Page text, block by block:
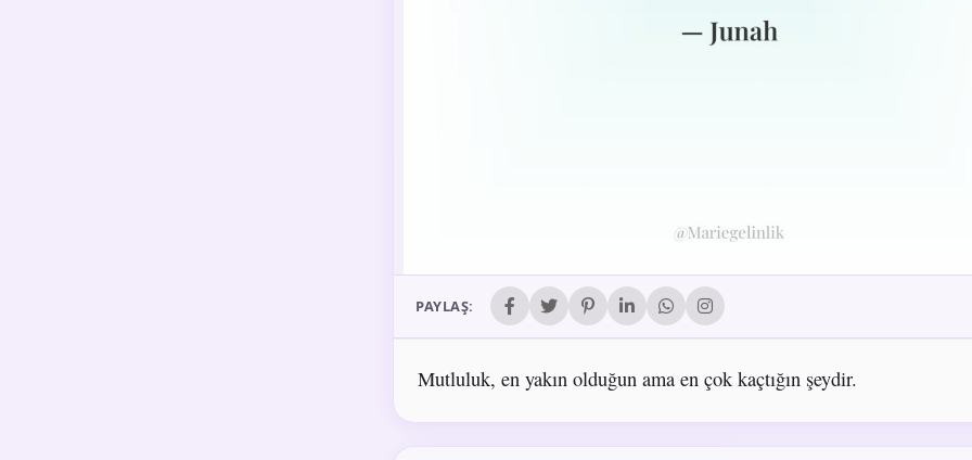
PAYLAŞ:
Mutluluk, en yakın olduğun ama en çok kaçtığın şeydir.